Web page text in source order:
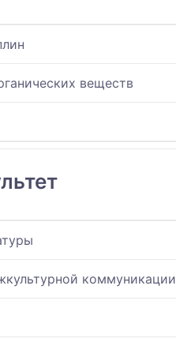
веществ
коммуникации